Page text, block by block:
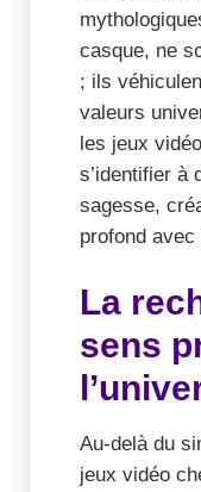
casque, ne
; ils
valeurs
les jeux
s’identifier à
sagesse,
profond avec
La
sens
Au-delà du
jeux vidéo